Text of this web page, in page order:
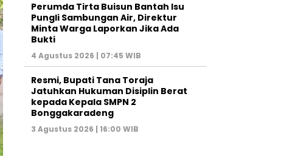
Perumda Tirta Buisun Bantah Isu
Pungli Sambungan Air, Direktur
Minta Warga Laporkan Jika Ada
Bukti
4 Agustus 2026 | 07:45 WIB
Resmi, Bupati Tana Toraja
Jatuhkan Hukuman Disiplin Berat
kepada Kepala SMPN 2
Bonggakaradeng
3 Agustus 2026 | 16:00 WIB